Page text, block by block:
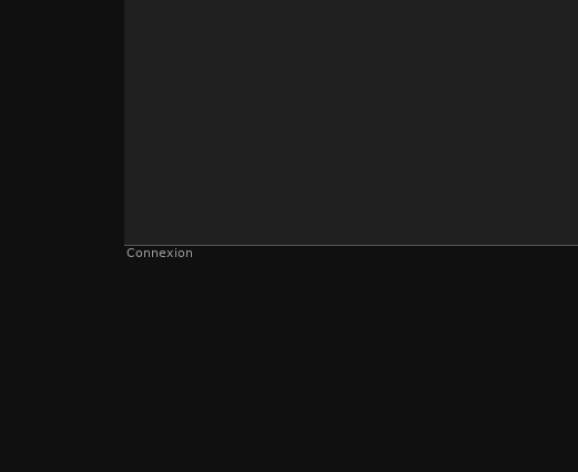
Connexion